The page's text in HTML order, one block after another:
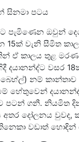
සිනමා පටය
පැමිණෙන ඔවුන්
15ක් වැනි සීමිත
ඒ කාලය තුළ
දයානන්ද්ට වසර
බෙහ්ල්) නම්
හේතුවෙන්
පටන් ගනී. නියමිත දින
දෝලනය වුවද,
වඩාත්